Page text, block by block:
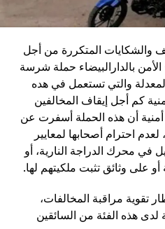
والشكايات المتكررة من أجل
بالدارالبيضاء حملة شرسة
والتي تستعمل في هده
كم أجل إيقاف المخالفين
أن هذه الحملة أسفرت عن
احترام أصحابها لمعايير
في محرك الدراجة النارية، أو
على وثائق تثبت ملكيتهم لها.
تقوية مراقبة المخالفات،
هذه الفئة من السائقين